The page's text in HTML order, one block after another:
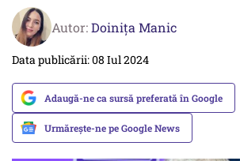
Autor:Doinița Manic
Data publicării: 08 Iul 2024
Adaugă-ne ca sursă preferată în Google
Urmărește-ne pe Google News